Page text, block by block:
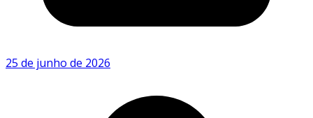
25 de junho de 2026